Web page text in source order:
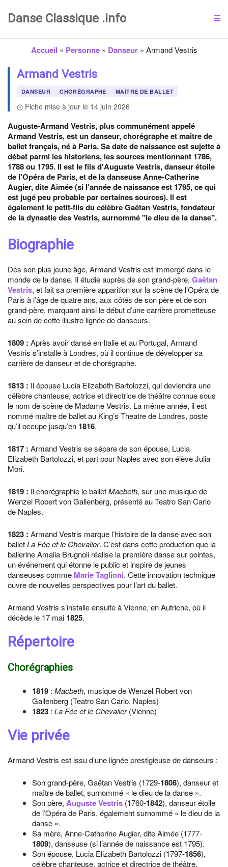
Danse Classique .info
Accueil » Personne» Danseur» Armand Vestris
Armand Vestris
DANSEUR CHORÉGRAPHE MAÎTRE DE BALLET
Fiche mise à jour le 14 juin 2026
Auguste-Armand Vestris, plus communément appelé
Armand Vestris, est un danseur, chorégraphe et maître de
ballet français, né à Paris. Sa date de naissance est sujette à
débat parmi les historiens, les sources mentionnant 1786,
1788 ou 1795. Il est le fils d'Auguste Vestris, danseur étoile
de l'Opéra de Paris, et de la danseuse Anne-Catherine
Augier, dite Aimée (si l'année de naissance est 1795, ce qui
est jugé peu probable par certaines sources). Il est
également le petit-fils du célèbre Gaëtan Vestris, fondateur
de la dynastie des Vestris, surnommé "le dieu de la danse".
Biographie
Dès son plus jeune âge, Armand Vestris est immergé dans le
monde de la danse. Il étudie auprès de son grand-père, Gaëtan
Vestris, et fait sa première apparition sur la scène de l’Opéra de
Paris à l’âge de quatre ans, aux côtés de son père et de son
grand-père, marquant ainsi le début d’une carrière prometteuse
au sein de cette illustre lignée de danseurs.
1809 : Après avoir dansé en Italie et au Portugal, Armand
Vestris s’installe à Londres, où il continue de développer sa
carrière de danseur et de chorégraphe.
1813 : Il épouse Lucia Elizabeth Bartolozzi, qui deviendra une
célèbre chanteuse, actrice et directrice de théâtre connue sous
le nom de scène de Madame Vestris. La même année, il est
nommé maître de ballet au King’s Theatre de Londres, poste
qu’il occupe jusqu’en 1816.
1817 : Armand Vestris se sépare de son épouse, Lucia
Elizabeth Bartolozzi, et part pour Naples avec son élève Julia
Mori.
1819 : Il chorégraphie le balletMacbeth, sur une musique de
Wenzel Robert von Gallenberg, présenté au Teatro San Carlo
de Naples.
1823 : Armand Vestris marque l’histoire de la danse avec son
balletLa Fée et le Chevalier. C’est dans cette production que la
ballerine Amalia Brugnoli réalise la première danse sur pointes,
un événement qui étonne le public et inspire de jeunes
danseuses comme Marie Taglioni. Cette innovation technique
ouvre de nouvelles perspectives pour l’art du ballet.
Armand Vestris s’installe ensuite à Vienne, en Autriche, où il
décède le 17 mai 1825.
Répertoire
Chorégraphies
1819 : Macbeth, musique de Wenzel Robert von
Gallenberg (Teatro San Carlo, Naples)
1823 : La Fée et le Chevalier(Vienne)
Vie privée
Armand Vestris est issu d’une lignée prestigieuse de danseurs :
Son grand-père, Gaëtan Vestris (1729-1808), danseur et
maître de ballet, surnommé « le dieu de la danse ».
Son père, Auguste Vestris (1760-1842), danseur étoile
de l’Opéra de Paris, également surnommé « le dieu de la
danse ».
Sa mère, Anne-Catherine Augier, dite Aimée (1777-
1809), danseuse (si l’année de naissance est 1795).
Son épouse, Lucia Elizabeth Bartolozzi (1797-1856),
célèbre chanteuse, actrice et directrice de théâtre,